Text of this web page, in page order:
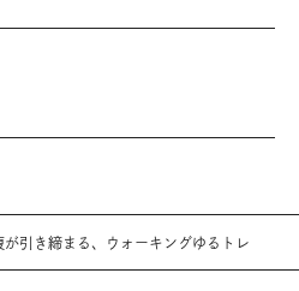
引き締まる、ウォーキングゆるトレ